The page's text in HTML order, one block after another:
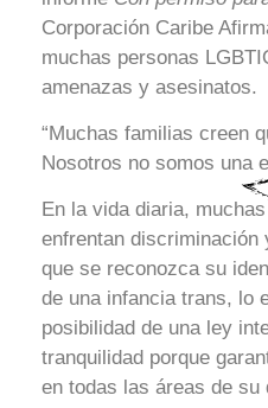
Corporación Caribe
muchas personas
amenazas y asesinatos.
“Muchas familias creen
Nosotros no somos una
En la vida diaria,
enfrentan
que se reconozca su
de una infancia trans, lo
posibilidad de una ley
tranquilidad porque
en todas las áreas de su